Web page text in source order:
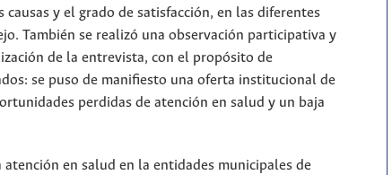
y el grado de satisfacción, en las diferentes
También se realizó una observación participativa y
de la entrevista, con el propósito de
se puso de manifiesto una oferta institucional de
perdidas de atención en salud y un baja
en salud en la entidades municipales de